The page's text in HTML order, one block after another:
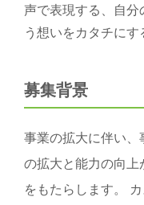
声で表現する、自
う想いをカタチにす
募集背景
事業の拡大に伴い
の拡大と能力の向上
をもたらします。